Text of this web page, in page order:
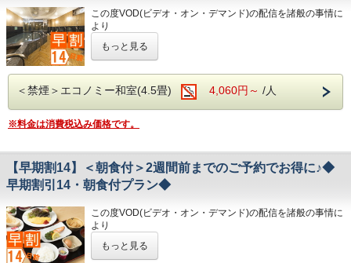
・各種無料貸出グッズ
・レンタルサイクル
◇アクセス◇
・JR高知駅…徒歩5分
・高知IC…車で約10分
・高知龍馬空港…車で約25分
◇周辺観光◇
20分
・繁華街…徒歩約15分/はりまや橋…徒歩約10分
・お遍路(四国八十八ヶ所)
第30番札所 善楽寺…車で約15分
第33番札所 雪蹊寺…車で約20分
◇駐車場◇
・大型トラックやバスも駐車可能な専用平置き駐車場37台
完備。
(700円/泊 ※車輌の大きさによって料金が異なります)
※大型車をご利用の場合は必ずご連絡ください
※満車の場合はホテル近くのコインパーキングをご案内いた
します
◇その他サービス◇
・全館無料Wi-Fi対応
・各種無料貸出グッズ
・レンタルサイクル
◇アクセス◇
・JR高知駅…徒歩5分
・高知IC…車で約10分
・高知龍馬空港…車で約25分
浴可能
男湯にはサウナも!
⑤ホテルに隣接した平置き駐車場!大型車やバスも駐車可能
朝食時間 6:30～10:00(9:30オーダーストップ)
チェックインの際にメニューをご確認いただき
和食・洋食お好きな方をお選びください♪
♪
◇お風呂◇
広々とした大浴場は一日の疲れが癒やされると好評です!
旅の疲れを癒して下さい。男湯にはサウナも完備♪
営業時間
・男女大浴場/15:00～25:00/6:00～9:00
・男性用サウナ/15:00～24:00
この度VOD(ビデオ・オン・デマンド)の配信を諸般の事情に
より
りました。
今までご愛顧いただき、誠にありがとうございました。
何卒ご理解を賜りますようお願い申し上げます。
14日前までのご予約でお得なプランです♪
☆こちらは食事なしの素泊りプランとなります☆
☆港屋自慢のサービス・ベッド・大浴場でおくつろぎくださ
★☆ひと目で分かる！ホテル港屋の５つの特徴☆★
②JR高知駅から徒歩5分の好立地!
③良質の睡眠をご提供!シモンズ社製ベッドを全洋室に採用
④広々とした男女大浴場!深夜は1時まで朝は6時00分から入
浴可能
もっと見る
＜禁煙＞エコノミー和室(4.5畳) 4,060円～ /人
※料金は消費税込み価格です。
【早期割14】＜朝食付＞2週間前までのご予約でお得に♪◆
早期割引14・朝食付プラン◆
この度VOD(ビデオ・オン・デマンド)の配信を諸般の事情に
より
りました。
もっと見る